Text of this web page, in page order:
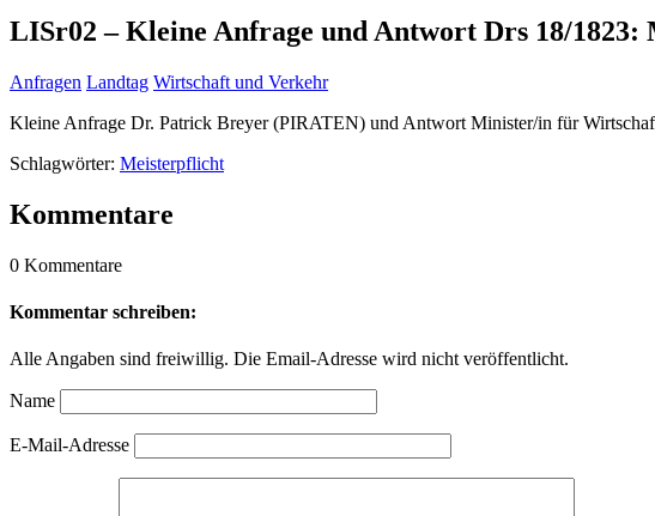
LISr02 – Kleine Anfrage und Antwort Drs 18/
Anfragen Landtag Wirtschaft und Verkehr
Kleine Anfrage Dr. Patrick Breyer (PIRATEN) und Antwort Minister/in für
Schlagwörter: Meisterpflicht
Kommentare
0 Kommentare
Kommentar schreiben:
Alle Angaben sind freiwillig. Die Email-Adresse wird nicht veröffentlicht.
Name
E-Mail-Adresse